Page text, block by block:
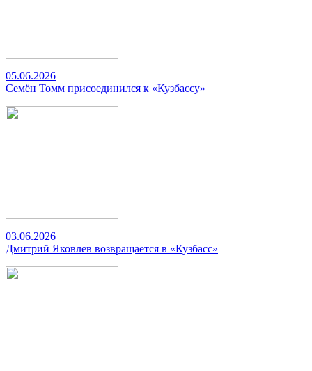
05.06.2026
Семён Томм присоединился к «Кузбассу»
03.06.2026
Дмитрий Яковлев возвращается в «Кузбасс»